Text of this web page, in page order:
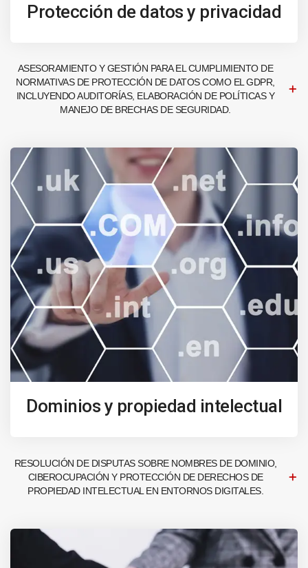
Protección de datos y privacidad
ASESORAMIENTO Y GESTIÓN PARA EL CUMPLIMIENTO DE
NORMATIVAS DE PROTECCIÓN DE DATOS COMO EL GDPR,
INCLUYENDO AUDITORÍAS, ELABORACIÓN DE POLÍTICAS Y
MANEJO DE BRECHAS DE SEGURIDAD.
Dominios y propiedad intelectual
RESOLUCIÓN DE DISPUTAS SOBRE NOMBRES DE DOMINIO,
CIBEROCUPACIÓN Y PROTECCIÓN DE DERECHOS DE
PROPIEDAD INTELECTUAL EN ENTORNOS DIGITALES.